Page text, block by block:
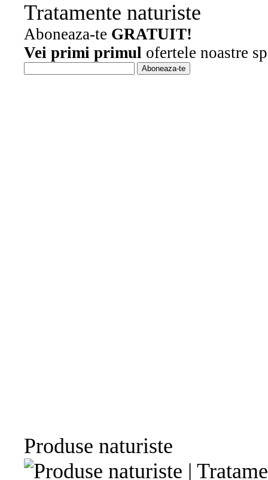
Tratamente naturiste
Aboneaza-te GRATUIT!
Vei primi primul ofertele noastre
Produse naturiste